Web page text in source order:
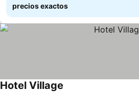
precios exactos
Hotel Village